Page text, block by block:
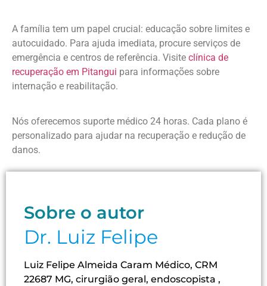
A família tem um papel crucial: educação sobre limites e
autocuidado. Para ajuda imediata, procure serviços de
emergência e centros de referência. Visite clínica de
recuperação em Pitangui para informações sobre
internação e reabilitação.
Nós oferecemos suporte médico 24 horas. Cada plano é
personalizado para ajudar na recuperação e redução de
danos.
Sobre o autor
Dr. Luiz Felipe
Luiz Felipe Almeida Caram Médico, CRM
22687 MG, cirurgião geral, endoscopista ,